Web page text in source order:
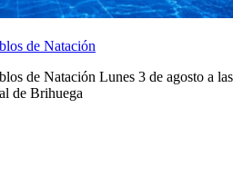
de Natación
de Natación Lunes 3 de agosto a las
de Brihuega